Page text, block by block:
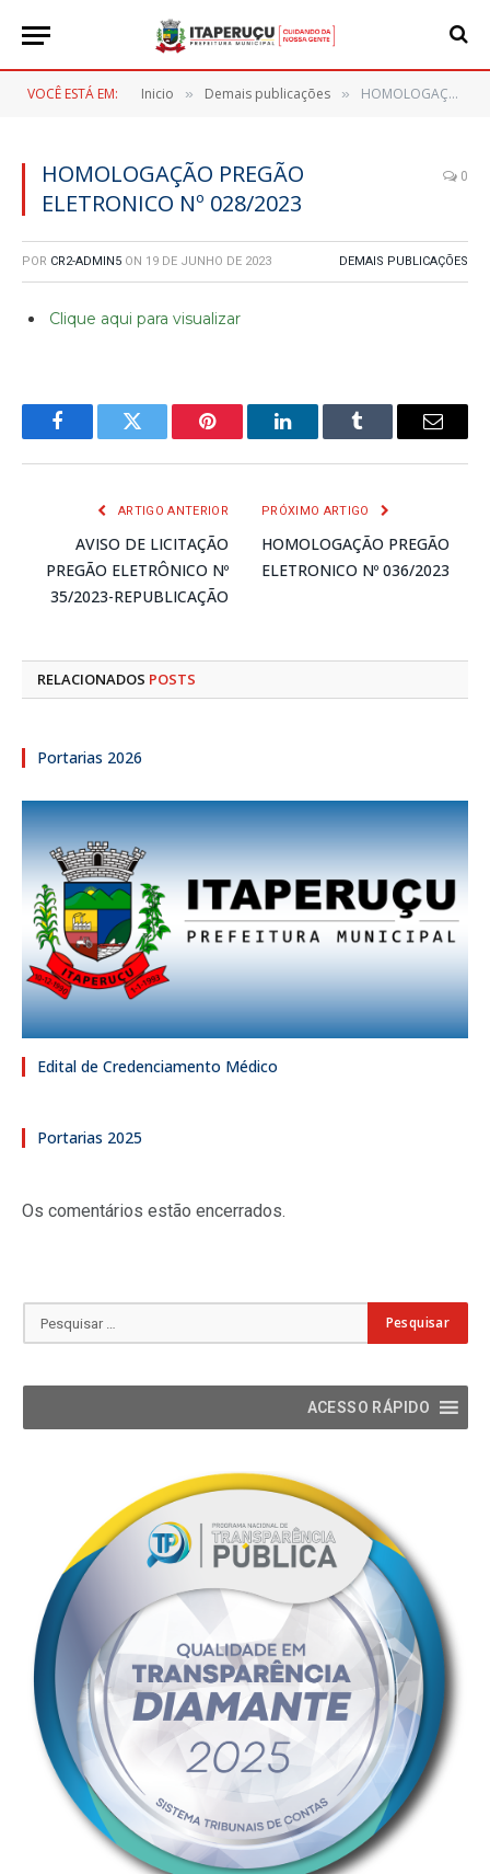
VOCÊ ESTÁ EM: Inicio » Demais publicações » HOMOLOGAÇÃO PREGÃO ELETRONICO Nº 028/2023
HOMOLOGAÇÃO PREGÃO
ELETRONICO Nº 028/2023
0
POR CR2-ADMIN5 ON 19 DE JUNHO DE 2023 DEMAIS PUBLICAÇÕES
Clique aqui para visualizar
FacebookTwitter Pinterest LinkedInTumblr
E-
ARTIGO ANTERIOR
AVISO DE LICITAÇÃO
PREGÃO ELETRÔNICO Nº
35/2023-REPUBLICAÇÃO
PRÓXIMO ARTIGO
HOMOLOGAÇÃO PREGÃO
ELETRONICO Nº 036/2023
RELACIONADOS POSTS
Portarias 2026
Edital de Credenciamento Médico
Portarias 2025
Os comentários estão encerrados.
ACESSO RÁPIDO